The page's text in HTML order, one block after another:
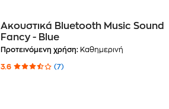
Ακουστικά Bluetooth Music Sound
Fancy - Blue
Προτεινόμενη χρήση: Καθημερινή
3.6 (7)